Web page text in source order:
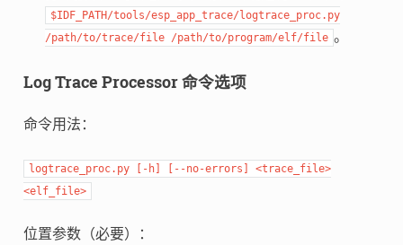
$IDF_PATH/tools/esp_app_trace/logtrace_proc.py
/path/to/trace/file /path/to/program/elf/file 。
Log Trace Processor 命令选项
命令用法：
logtrace_proc.py [-h] [--no-errors]
<trace_file>
<elf_file>
位置参数（必要）：